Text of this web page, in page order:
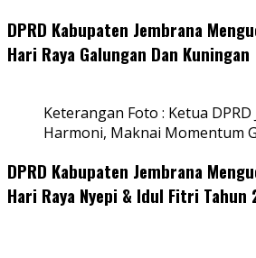
DPRD Kabupaten Jembrana
Hari Raya Galungan Dan Kuningan
Keterangan Foto : Ketua
Harmoni, Maknai Momentum
DPRD Kabupaten Jembrana
Hari Raya Nyepi & Idul Fitri Tahun